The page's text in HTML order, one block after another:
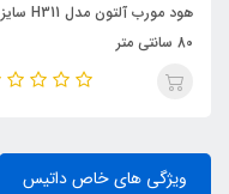
هود مورب آلتون مدل H311 سایز
80 سانتی متر
ویژگی های خاص داتیس